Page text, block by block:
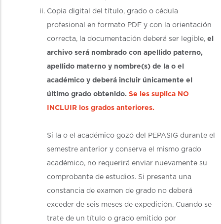
Copia digital del título, grado o cédula
profesional en formato PDF y con la orientación
correcta, la documentación deberá ser legible, el
archivo será nombrado con apellido paterno,
apellido materno y nombre(s) de la o el
académico y deberá incluir únicamente el
último grado obtenido. Se les suplica NO
INCLUIR los grados anteriores.
Si la o el académico gozó del PEPASIG durante el
semestre anterior y conserva el mismo grado
académico, no requerirá enviar nuevamente su
comprobante de estudios. Si presenta una
constancia de examen de grado no deberá
exceder de seis meses de expedición. Cuando se
trate de un título o grado emitido por